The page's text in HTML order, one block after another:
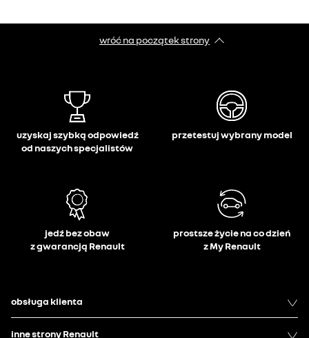
wróć na początek strony
uzyskaj szybką odpowiedź
od naszych specjalistów
przetestuj wybrany model
jedź bez obaw
z gwarancją Renault
prostsze życie na co dzień
z My Renault
obsługa klienta
inne strony Renault